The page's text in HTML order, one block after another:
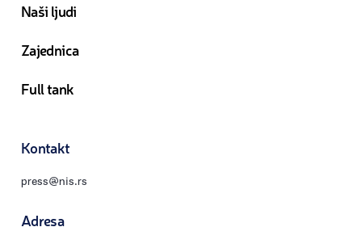
Naši ljudi
Zajednica
Full tank
Kontakt
press@nis.rs
Adresa